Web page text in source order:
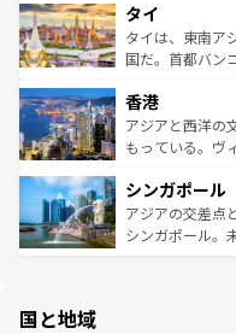
リティに包まれ
覧を参照してほ
急速な発展と共
ーチミン市のフ
醸し出している
とつ。フォーや
ひ現地で味わい
が旅行者を迎え
参照してほしい。
タイ
タイは、東南ア
国だ。首都バン
の活気が交差し
帯で自然と触れ
いビーチでリゾ
激する。気候は
が待っている。
た文化、そして
香港
アジアと西洋の
もっている。ヴ
み、どこを訪れ
ており、効率よ
うな絶景から文
シンガポール
アジアの交差点
シンガポール。
国と地域